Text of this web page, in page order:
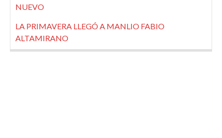
NUEVO
LA PRIMAVERA LLEGÓ A MANLIO FABIO
ALTAMIRANO